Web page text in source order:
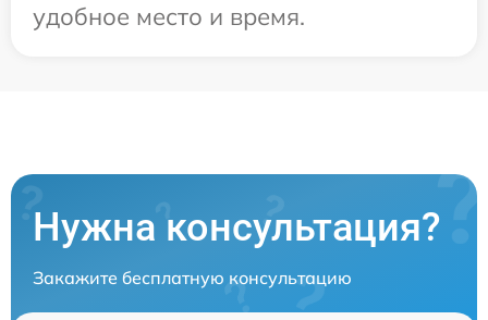
удобное место и время.
Нужна консультация?
Закажите бесплатную консультацию